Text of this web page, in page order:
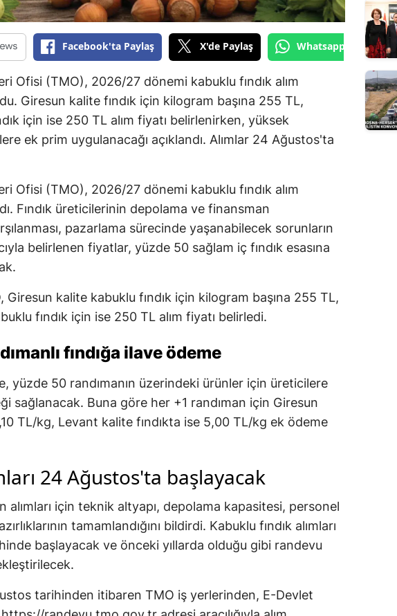
Yozgat
Zonguldak
Aksaray
Bayburt
Karaman
Batman
Bartın
Iğdır
Karabük
Kilis
Osmaniye
Facebook'ta Paylaş X'de Paylaş Whatsapp'tan
Ofisi (TMO), 2026/27 dönemi kabuklu fındık alım
Giresun kalite fındık için kilogram başına 255 TL,
için ise 250 TL alım fiyatı belirlenirken, yüksek
ek prim uygulanacağı açıklandı. Alımlar 24 Ağustos'ta
Ofisi (TMO), 2026/27 dönemi kabuklu fındık alım
Fındık üreticilerinin depolama ve finansman
pazarlama sürecinde yaşanabilecek sorunların
belirlenen fiyatlar, yüzde 50 sağlam iç fındık esasına
Giresun kalite kabuklu fındık için kilogram başına 255 TL,
fındık için ise 250 TL alım fiyatı belirledi.
fındığa ilave ödeme
yüzde 50 randımanın üzerindeki ürünler için üreticilere
sağlanacak. Buna göre her +1 randıman için Giresun
TL/kg, Levant kalite fındıkta ise 5,00 TL/kg ek ödeme
24 Ağustos'ta başlayacak
alımları için teknik altyapı, depolama kapasitesi, personel
tamamlandığını bildirdi. Kabuklu fındık alımları
başlayacak ve önceki yıllarda olduğu gibi randevu
tarihinden itibaren TMO iş yerlerinden, E-Devlet